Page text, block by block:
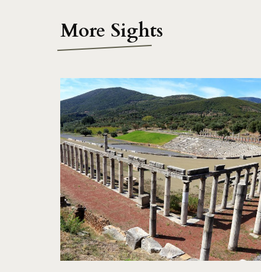
More Sights